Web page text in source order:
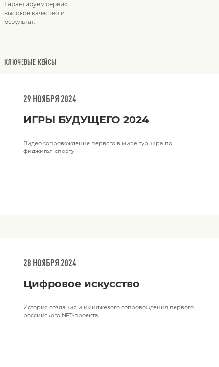
Гарантируем сервис,
высокое качество и
результат.
КЛЮЧЕВЫЕ КЕЙСЫ
ИГРЫ БУДУЩЕГО 2024
29 НОЯБРЯ 2024
Видео сопровождение первого в мире турнира по
фиджитал-спорту
Цифровое искусство
28 НОЯБРЯ 2024
История создания и имиджевого сопровождения первого
российского NFT-проекта.